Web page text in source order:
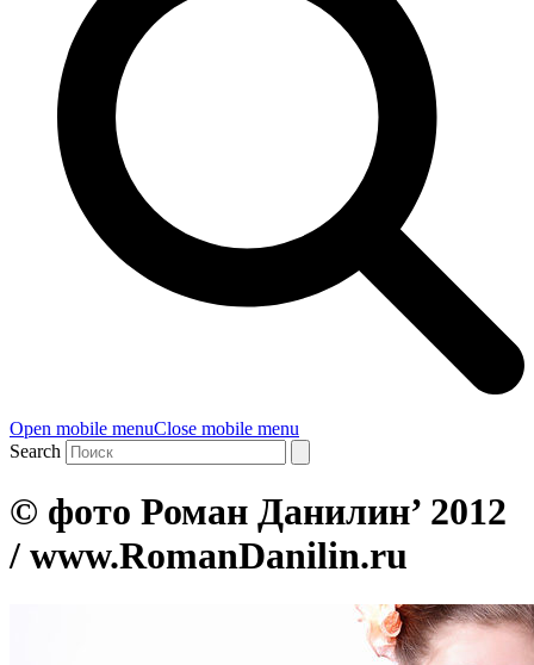
Open mobile menuClose mobile menu
Search
© фото Роман Данилин’ 2012
/ www.RomanDanilin.ru